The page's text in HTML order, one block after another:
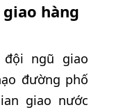
hàng
đội ngũ giao
đường phố
giao nước